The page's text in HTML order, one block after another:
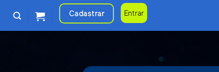
Cadastrar Entrar